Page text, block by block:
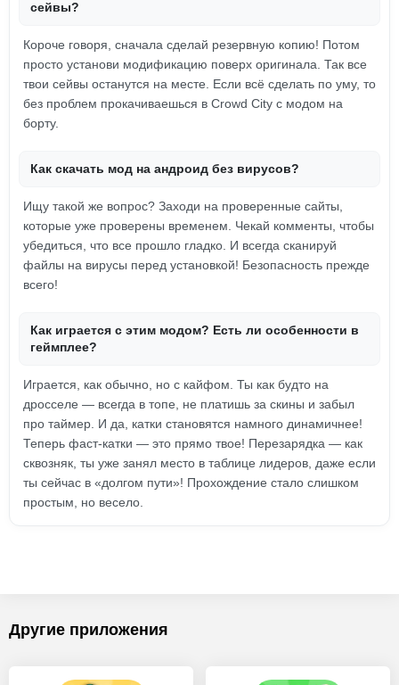
сейвы?
Короче говоря, сначала сделай резервную копию! Потом
просто установи модификацию поверх оригинала. Так все
твои сейвы останутся на месте. Если всё сделать по уму, то
без проблем прокачиваешься в Crowd City с модом на
борту.
Как скачать мод на андроид без вирусов?
Ищу такой же вопрос? Заходи на проверенные сайты,
которые уже проверены временем. Чекай комменты, чтобы
убедиться, что все прошло гладко. И всегда сканируй
файлы на вирусы перед установкой! Безопасность прежде
всего!
Как играется с этим модом? Есть ли особенности в
геймплее?
Играется, как обычно, но с кайфом. Ты как будто на
дросселе — всегда в топе, не платишь за скины и забыл
про таймер. И да, катки становятся намного динамичнее!
Теперь фаст-катки — это прямо твое! Перезарядка — как
сквозняк, ты уже занял место в таблице лидеров, даже если
ты сейчас в «долгом пути»! Прохождение стало слишком
простым, но весело.
Другие приложения